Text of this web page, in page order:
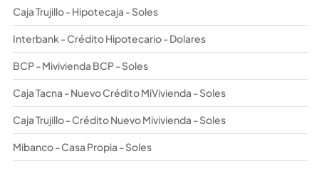
Caja Trujillo - Hipotecaja - Soles
Interbank - Crédito Hipotecario - Dolares
BCP - Mivivienda BCP - Soles
Caja Tacna - Nuevo Crédito MiVivienda - Soles
Caja Trujillo - Crédito Nuevo Mivivienda - Soles
Mibanco - Casa Propia - Soles